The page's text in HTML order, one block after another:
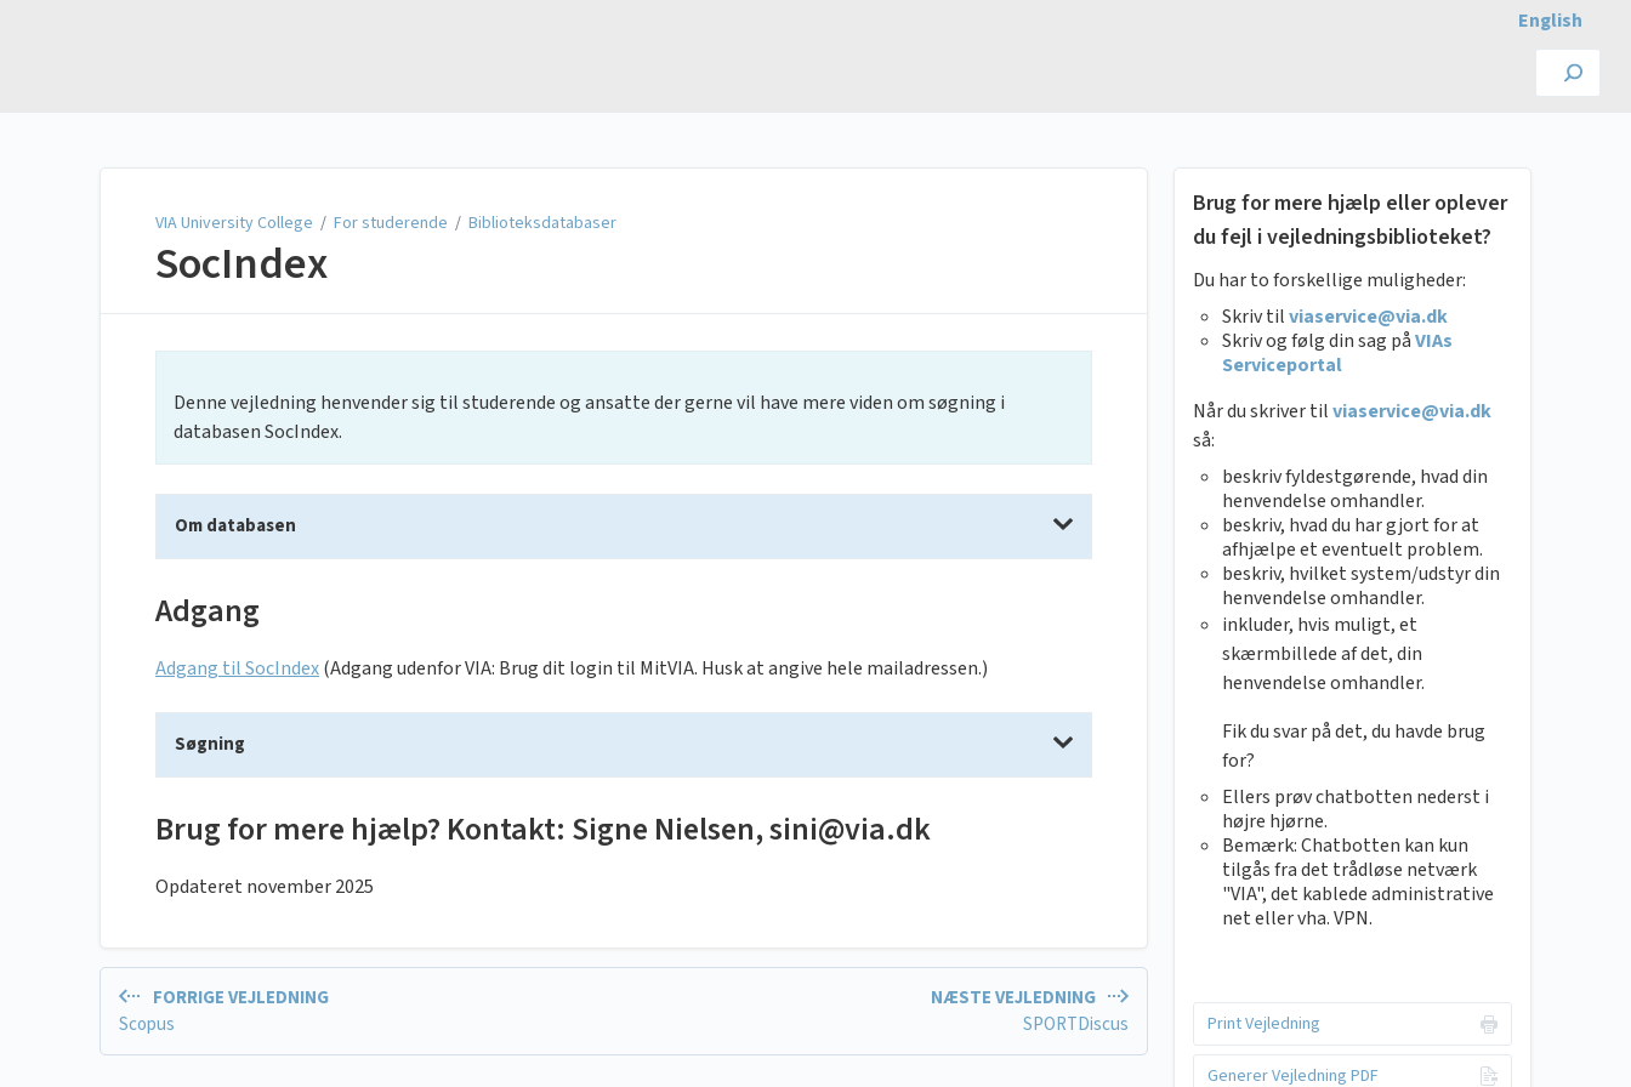
English
VIA University College / For studerende / Biblioteksdatabaser
SocIndex
Denne vejledning henvender sig til studerende og ansatte der gerne vil have mere viden om søgning i
databasen SocIndex.
Om databasen
Adgang
Adgang til SocIndex(Adgang udenfor VIA: Brug dit login til MitVIA. Husk at angive hele mailadressen.)
Søgning
Brug for mere hjælp? Kontakt: Signe Nielsen,sini@via.dk
Opdateret november 2025
FORRIGE VEJLEDNING
Scopus
NÆSTE VEJLEDNING
SPORTDiscus
Brug for mere hjælp eller oplever
du fejl i vejledningsbiblioteket?
Du har to forskellige muligheder:
Skriv tilviaservice@via.dk
Skriv og følg din sag påVIAs
Serviceportal
Når du skriver tilviaservice@via.dk
så:
beskriv fyldestgørende, hvad din
henvendelse omhandler.
beskriv, hvad du har gjort for at
afhjælpe et eventuelt problem.
beskriv, hvilket system/udstyr din
henvendelse omhandler.
inkluder, hvis muligt, et
skærmbillede af det, din
henvendelse omhandler.
Fik du svar på det, du havde brug
for?
Ellers prøv chatbotten nederst i
højre hjørne.
Bemærk: Chatbotten kan kun
tilgås fra det trådløse netværk
"VIA", det kablede administrative
net eller vha. VPN.
Print Vejledning
Generer Vejledning PDF